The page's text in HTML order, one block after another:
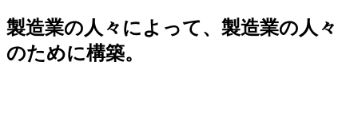
製造業の人々によって、製造業の人々
のために構築。